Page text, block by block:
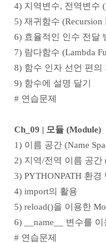
4) 지역변수, 전역변수
5) 재귀함수 (Recursion
6) 효율적인 인수 전달
7) 람다함수 (Lambda
8) 함수 인자 선언 편의
9) 함수에 설명 달기
# 연습문제
Ch_09 | 모듈 (Module)
1) 이름 공간 (Name
2) 지역/전역 이름 공간
3) PYTHONPATH 환경
4) import의 활용
5) reload()을 이용한
6) __name__ 변수를
# 연습문제